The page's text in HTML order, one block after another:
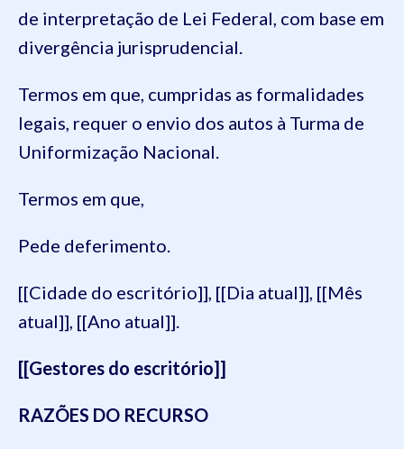
de interpretação de Lei Federal, com base em
divergência jurisprudencial.
Termos em que, cumpridas as formalidades
legais, requer o envio dos autos à Turma de
Uniformização Nacional.
Termos em que,
Pede deferimento.
[[Cidade do escritório]], [[Dia atual]], [[Mês
atual]], [[Ano atual]].
[[Gestores do escritório]]
RAZÕES DO RECURSO